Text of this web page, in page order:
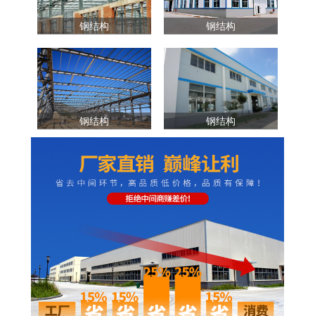
钢结构 钢结构
钢结构 钢结构